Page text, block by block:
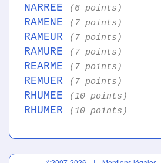
NARREE (6 points)
RAMENE (7 points)
RAMEUR (7 points)
RAMURE (7 points)
REARME (7 points)
REMUER (7 points)
RHUMEE (10 points)
RHUMER (10 points)